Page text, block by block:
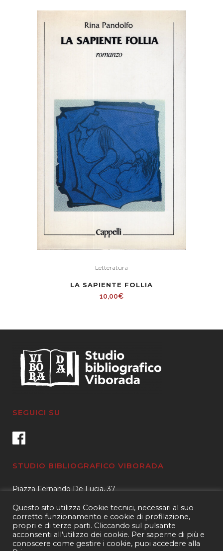
Letteratura
LA SAPIENTE FOLLIA
10,00€
SEGUICI SU
STUDIO BIBLIOGRAFICO VIBORADA
Piazza Fernando De Lucia, 37
Tel.3400596959 – 3404632889
email.info@viborada.it
Questo sito utilizza Cookie tecnici, necessari al suo
corretto funzionamento e cookie di profilazione,
propri e di terze parti. Cliccando sul pulsante
acconsenti all'utilizzo dei cookie. Per saperne di più e
conoscere come gestire i cookie, puoi accedere alla